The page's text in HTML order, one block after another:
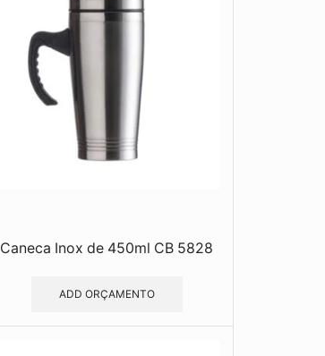
Caneca Inox de 450ml CB 5828
ADD ORÇAMENTO